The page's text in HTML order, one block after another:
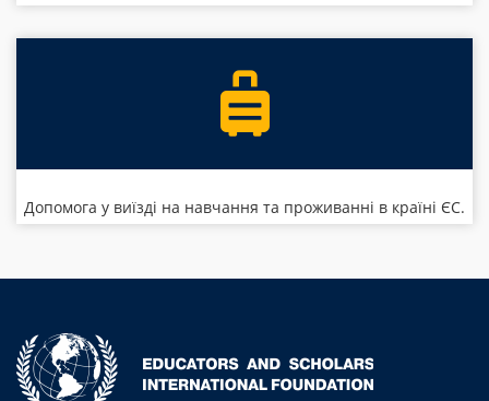
Допомога у виїзді на навчання та проживанні в країні ЄС.